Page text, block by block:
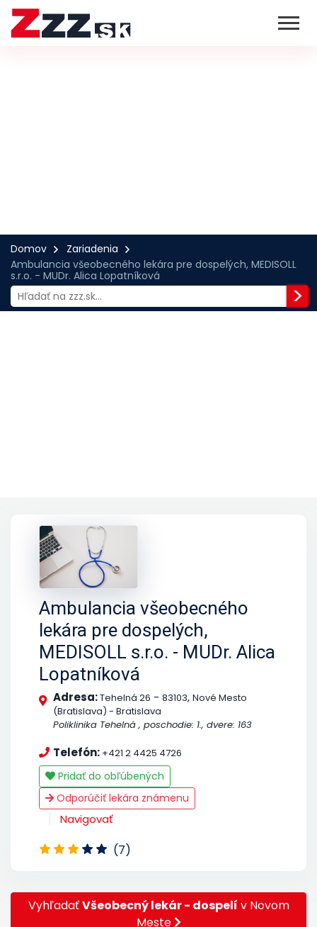
Domov
Zariadenia
Ambulancia všeobecného lekára pre dospelých, MEDISOLL
s.r.o. - MUDr. Alica Lopatníková
Ambulancia všeobecného
lekára pre dospelých,
MEDISOLL s.r.o. - MUDr. Alica
Lopatníková
Adresa:Tehelná 26 - 83103, Nové Mesto
(Bratislava) - Bratislava
Poliklinika Tehelná , poschodie: 1., dvere: 163
Telefón: +421 2 4425 4726
Pridať do obľúbených
Odporúčiť lekára známenu
Navigovať
(7)
VyhľadaťVšeobecný lekár - dospelí v Novom
Meste